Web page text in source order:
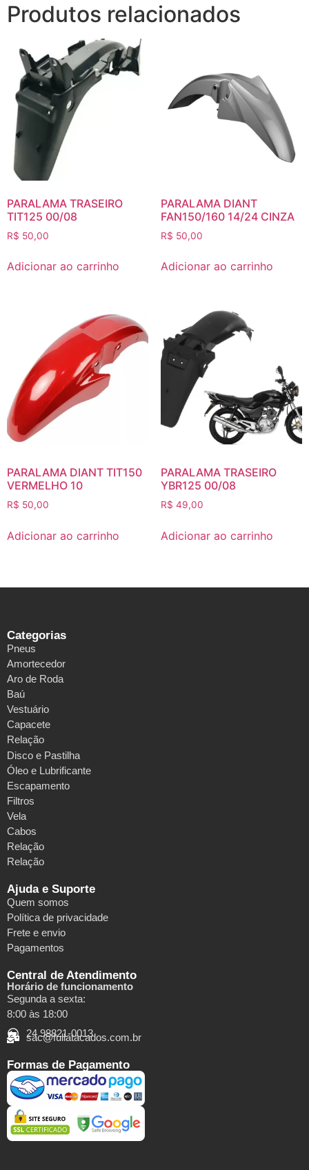
Produtos relacionados
PARALAMA TRASEIRO
TIT125 00/08
R$ 50,00
Adicionar ao carrinho
PARALAMA DIANT
FAN150/160 14/24 CINZA
R$ 50,00
Adicionar ao carrinho
PARALAMA DIANT TIT150
VERMELHO 10
R$ 50,00
Adicionar ao carrinho
PARALAMA TRASEIRO
YBR125 00/08
R$ 49,00
Adicionar ao carrinho
Categorias
Pneus
Amortecedor
Aro de Roda
Baú
Vestuário
Capacete
Relação
Disco e Pastilha
Óleo e Lubrificante
Escapamento
Filtros
Vela
Cabos
Relação
Relação
Ajuda e Suporte
Quem somos
Política de privacidade
Frete e envio
Pagamentos
Central de Atendimento
Horário de funcionamento
Segunda a sexta:
8:00 às 18:00
24 98821-0013
sac@fullatacados.com.br
Formas de Pagamento